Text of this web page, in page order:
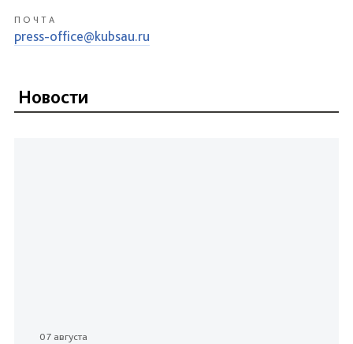
ПОЧТА
press-office@kubsau.ru
Новости
07 августа